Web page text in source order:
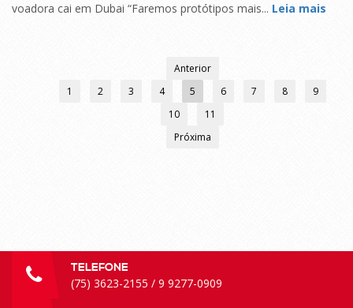
voadora cai em Dubai “Faremos protótipos mais... Leia mais
Anterior
1
2 3 4 5 6 7 8
9
10
11
Próxima
TELEFONE
(75) 3623-2155 / 9 9277-0909